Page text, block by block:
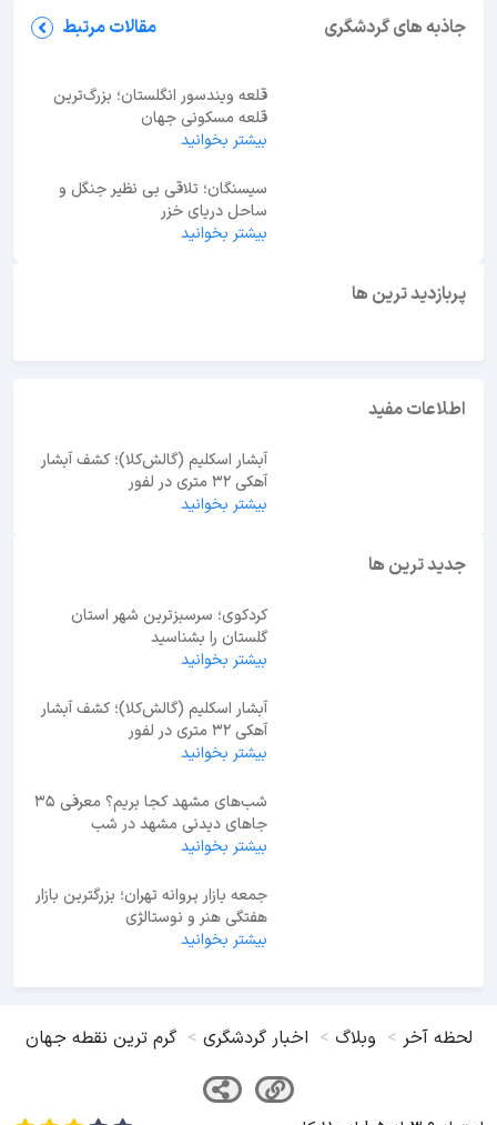
جاذبه های گردشگری مقالات مرتبط
مشهد در شب
قلعه ویندسور انگلستان؛ بزرگ‌ترین
قلعه مسکونی جهان
بیشتر بخوانید
سیسنگان؛ تلاقی بی نظیر جنگل و
ساحل دریای خزر
بیشتر بخوانید
پربازدید ترین ها
امارات
اطلاعات مفید
آبشار اسکلیم (گالش‌کلا)؛ کشف آبشار
آهکی ۳۲ متری در لفور
بیشتر بخوانید
جدید ترین ها
کردکوی؛ سرسبزترین شهر استان
گلستان را بشناسید
بیشتر بخوانید
آبشار اسکلیم (گالش‌کلا)؛ کشف آبشار
آهکی ۳۲ متری در لفور
بیشتر بخوانید
شب‌های مشهد کجا بریم؟ معرفی 35
جاهای دیدنی مشهد در شب
بیشتر بخوانید
جمعه بازار پروانه تهران؛ بزرگترین بازار
هفتگی هنر و نوستالژی
بیشتر بخوانید
لحظه آخر وبلاگ اخبار گردشگری گرم ترین نقطه جهان